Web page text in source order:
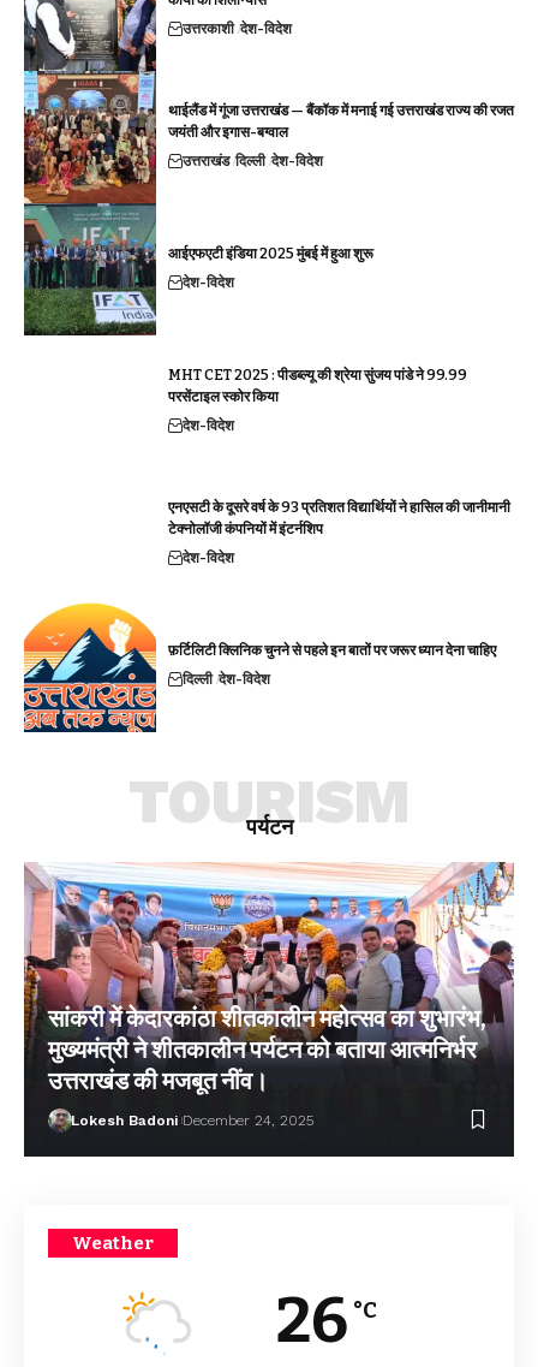
उत्तरकाशी देश-विदेश
थाईलैंड में गूंजा उत्तराखंड — बैंकॉक में मनाई गई उत्तराखंड राज्य की रजत
जयंती और इगास-बग्वाल
उत्तराखंड दिल्ली देश-विदेश
आईएफएटी इंडिया 2025 मुंबई में हुआ शुरू
देश-विदेश
MHT CET 2025 : पीडब्ल्यू की श्रेया सुंजय पांडे ने 99.99
परसेंटाइल स्कोर किया
देश-विदेश
एनएसटी के दूसरे वर्ष के 93 प्रतिशत विद्यार्थियों ने हासिल की जानीमानी
टेक्नोलॉजी कंपनियों में इंटर्नशिप
देश-विदेश
फ़र्टिलिटी क्लिनिक चुनने से पहले इन बातों पर जरूर ध्यान देना चाहिए
दिल्ली देश-विदेश
पर्यटन
TOURISM
सांकरी में केदारकांठा शीतकालीन महोत्सव का शुभारंभ,
मुख्यमंत्री ने शीतकालीन पर्यटन को बताया आत्मनिर्भर
उत्तराखंड की मजबूत नींव।
Lokesh Badoni December 24, 2025
Weather
26 °C